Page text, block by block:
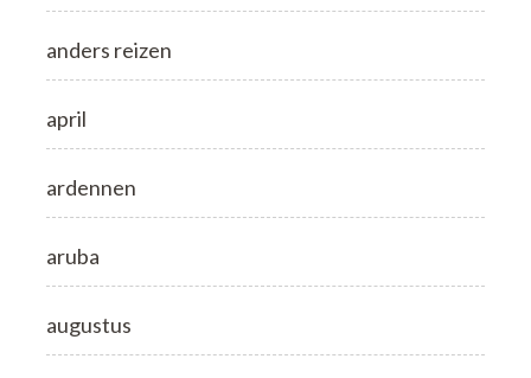
anders reizen
april
ardennen
aruba
augustus